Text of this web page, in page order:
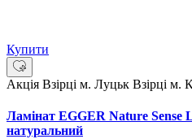
Купити
Акція Взірці м. Луцьк Взірці м.
Ламінат EGGER Nature Sense
натуральний